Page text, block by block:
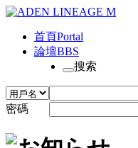
首頁Portal
論壇BBS
搜索
密碼